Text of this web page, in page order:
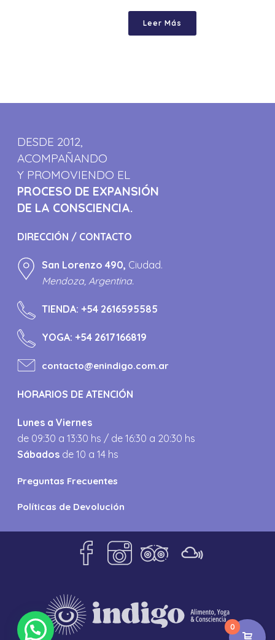
Leer Más
DESDE 2012,
ACOMPAÑANDO
Y PROMOVIENDO EL
PROCESO DE EXPANSIÓN
DE LA CONSCIENCIA.
DIRECCIÓN / CONTACTO
San Lorenzo 490, Ciudad.
Mendoza, Argentina.
TIENDA:+54 2616595585
YOGA:+54 2617166819
contacto@enindigo.com.ar
HORARIOS DE ATENCIÓN
Lunes a Viernes
de 09:30 a 13:30 hs / de 16:30 a 20:30 hs
Sábados de 10 a 14 hs
Preguntas Frecuentes
Políticas de Devolución
0